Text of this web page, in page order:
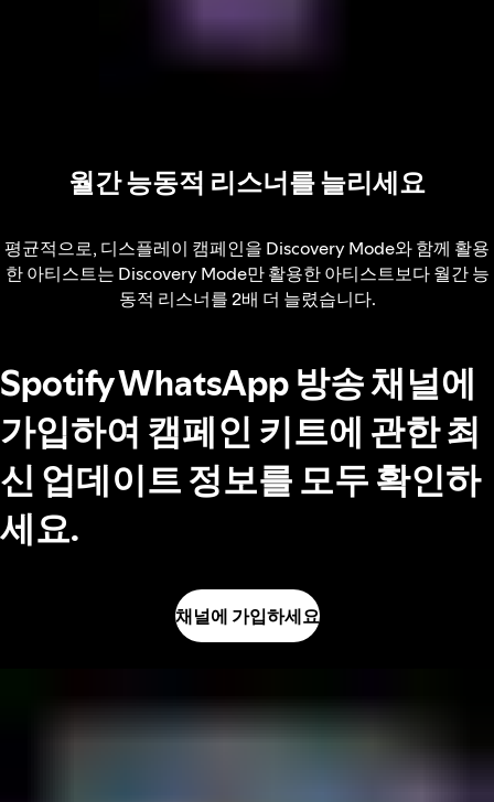
월간 능동적 리스너를 늘리세요
평균적으로, 디스플레이 캠페인을 Discovery Mode와 함께 활용
한 아티스트는 Discovery Mode만 활용한 아티스트보다 월간 능
동적 리스너를 2배 더 늘렸습니다.
Spotify WhatsApp 방송 채널에
가입하여 캠페인 키트에 관한 최
신 업데이트 정보를 모두 확인하
세요.
채널에 가입하세요